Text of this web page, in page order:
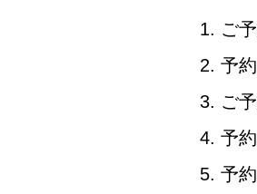
ご
予
ご
予
予